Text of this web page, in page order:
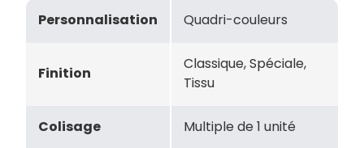
Personnalisation Quadri-couleurs
Finition
Classique, Spéciale,
Tissu
Colisage Multiple de 1 unité